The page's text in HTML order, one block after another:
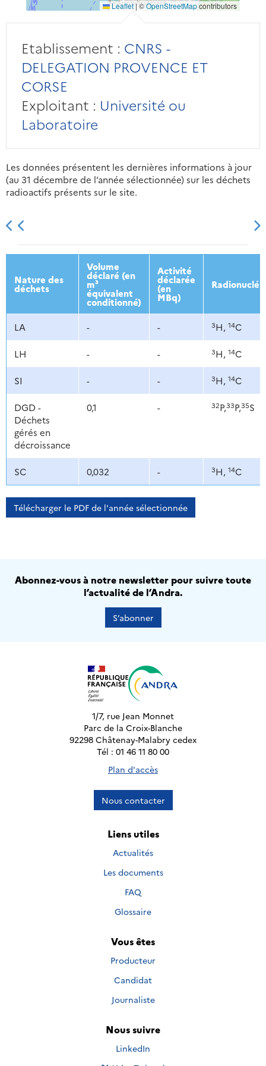
Leaflet|©OpenStreetMapcontributors
Etablissement : CNRS -
DELEGATION PROVENCE ET
CORSE
Exploitant : Université ou
Laboratoire
Les données présentent les dernières informations à jour
(au 31 décembre de l’année sélectionnée) sur les déchets
radioactifs présents sur le site.
2013 2014 2015 2016
Nature des
déchets
Volume
déclaré (en
m³
équivalent
conditionné)
Activité
déclarée
(en
MBq)
LA - - 3H, 14C
LH - - 3H, 14C
SI - - 3H, 14C
DGD -
Déchets
gérés en
décroissance
0,1 - 32P,33P,35S
SC 0,032 - 3H, 14C
Télécharger le PDF de l'année sélectionnée
Abonnez-vous à notre newsletter pour suivre toute
l’actualité de l’Andra.
S’abonner
1/7, rue Jean Monnet
Parc de la Croix-Blanche
92298 Châtenay-Malabry cedex
Tél : 01 46 11 80 00
Plan d'accès
Nous contacter
Liens utiles
Actualités
Les documents
FAQ
Glossaire
Vous êtes
Producteur
Candidat
Journaliste
Nous suivre
Nous suivre sur
LinkedIn